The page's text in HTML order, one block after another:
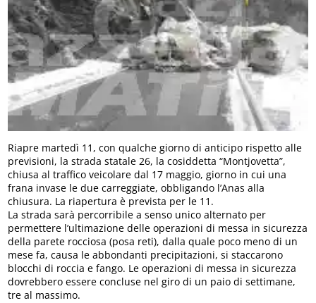
Riapre martedì 11, con qualche giorno di anticipo rispetto alle
previsioni, la strada statale 26, la cosiddetta “Montjovetta”,
chiusa al traffico veicolare dal 17 maggio, giorno in cui una
frana invase le due carreggiate, obbligando l’Anas alla
chiusura. La riapertura è prevista per le 11.
La strada sarà percorribile a senso unico alternato per
permettere l’ultimazione delle operazioni di messa in sicurezza
della parete rocciosa (posa reti), dalla quale poco meno di un
mese fa, causa le abbondanti precipitazioni, si staccarono
blocchi di roccia e fango. Le operazioni di messa in sicurezza
dovrebbero essere concluse nel giro di un paio di settimane,
tre al massimo.